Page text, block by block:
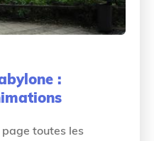
:
toutes les